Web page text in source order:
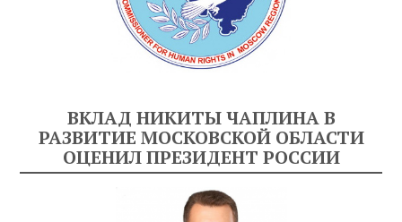
ВКЛАД НИКИТЫ ЧАПЛИНА В
РАЗВИТИЕ МОСКОВСКОЙ ОБЛАСТИ
ОЦЕНИЛ ПРЕЗИДЕНТ РОССИИ